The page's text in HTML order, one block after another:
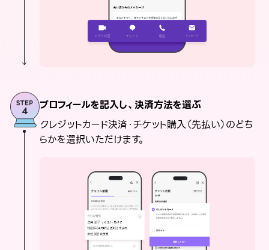
プロフィールを記入し、決済方法を選ぶ
クレジットカード決済・チケット購入（先払い）のどち
らかを選択いただけます。